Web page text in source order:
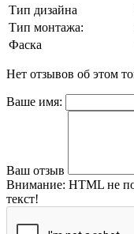
Тип дизайна
Тип монтажа:
Фаска
Нет отзывов об этом
Ваше имя:
Ваш отзыв
Внимание: HTML не
текст!